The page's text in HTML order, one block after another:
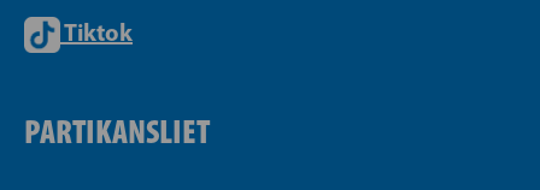
Tiktok
PARTIKANSLIET